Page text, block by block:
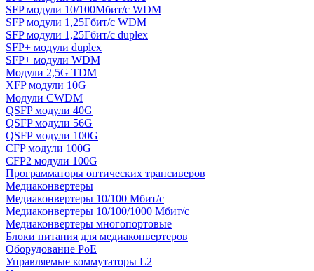
SFP модули 10/100Мбит/с WDM
SFP модули 1,25Гбит/с WDM
SFP модули 1,25Гбит/с duplex
SFP+ модули duplex
SFP+ модули WDM
Модули 2,5G TDM
XFP модули 10G
Модули CWDM
QSFP модули 40G
QSFP модули 56G
QSFP модули 100G
CFP модули 100G
CFP2 модули 100G
Программаторы оптических трансиверов
Медиаконвертеры
Медиаконвертеры 10/100 Мбит/с
Медиаконвертеры 10/100/1000 Мбит/c
Медиаконвертеры многопортовые
Блоки питания для медиаконвертеров
Оборудование PoE
Управляемые коммутаторы L2